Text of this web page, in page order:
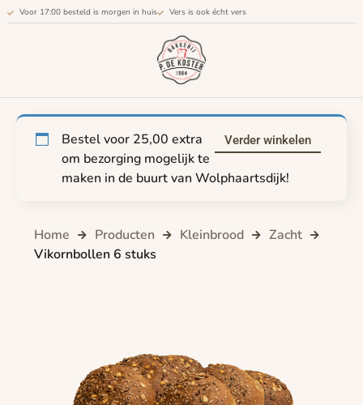
Voor 17:00 besteld is morgen in huis Vers is ook écht vers
Verder winkelen
Bestel voor 25,00 extra
om bezorging mogelijk te
maken in de buurt van Wolphaartsdijk!
Home Producten Kleinbrood
Zacht
Vikornbollen 6 stuks